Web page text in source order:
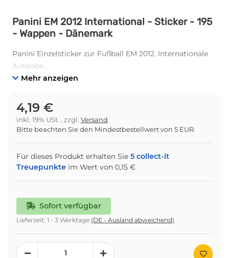
Panini EM 2012 International - Sticker - 195
- Wappen - Dänemark
Panini Einzelsticker zur Fußball EM 2012. Internationale
Ausgabe.
Mehr anzeigen
4,19 €
inkl. 19% USt. , zzgl. Versand
Bitte beachten Sie den Mindestbestellwert von 5 EUR.
Für dieses Produkt erhalten Sie 5 collect-it
Treuepunkte im Wert von 0,15 €
Sofort verfügbar
Lieferzeit: 1 - 3 Werktage (DE - Ausland abweichend)